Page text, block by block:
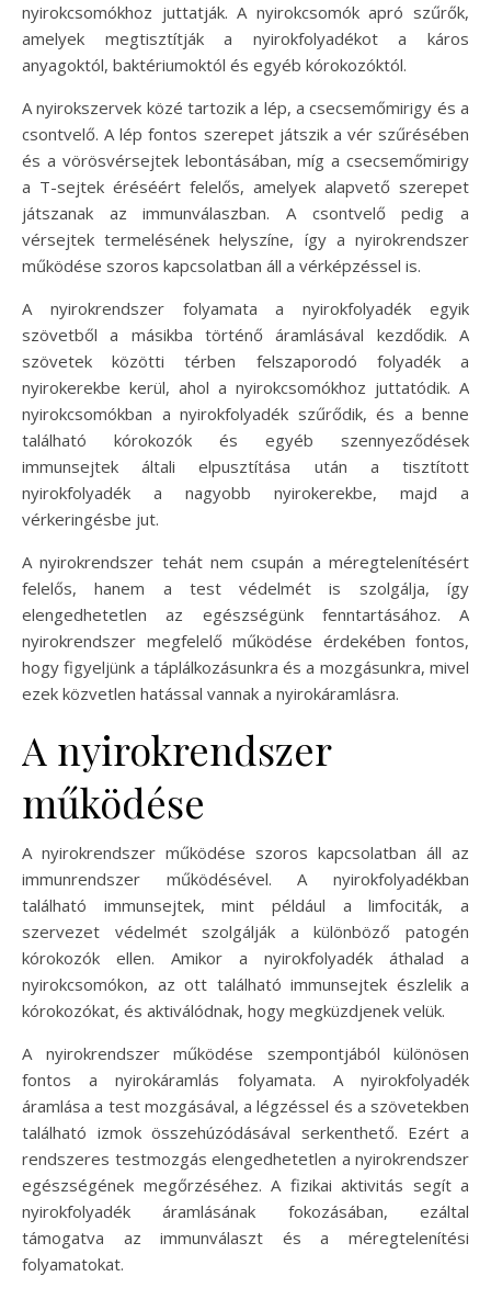
nyirokcsomókhoz juttatják. A nyirokcsomók apró szűrők,
amelyek megtisztítják a nyirokfolyadékot a káros
anyagoktól, baktériumoktól és egyéb kórokozóktól.
A nyirokszervek közé tartozik a lép, a csecsemőmirigy és a
csontvelő. A lép fontos szerepet játszik a vér szűrésében
és a vörösvérsejtek lebontásában, míg a csecsemőmirigy
a T-sejtek éréséért felelős, amelyek alapvető szerepet
játszanak az immunválaszban. A csontvelő pedig a
vérsejtek termelésének helyszíne, így a nyirokrendszer
működése szoros kapcsolatban áll a vérképzéssel is.
A nyirokrendszer folyamata a nyirokfolyadék egyik
szövetből a másikba történő áramlásával kezdődik. A
szövetek közötti térben felszaporodó folyadék a
nyirokerekbe kerül, ahol a nyirokcsomókhoz juttatódik. A
nyirokcsomókban a nyirokfolyadék szűrődik, és a benne
található kórokozók és egyéb szennyeződések
immunsejtek általi elpusztítása után a tisztított
nyirokfolyadék a nagyobb nyirokerekbe, majd a
vérkeringésbe jut.
A nyirokrendszer tehát nem csupán a méregtelenítésért
felelős, hanem a test védelmét is szolgálja, így
elengedhetetlen az egészségünk fenntartásához. A
nyirokrendszer megfelelő működése érdekében fontos,
hogy figyeljünk a táplálkozásunkra és a mozgásunkra, mivel
ezek közvetlen hatással vannak a nyirokáramlásra.
A nyirokrendszer
működése
A nyirokrendszer működése szoros kapcsolatban áll az
immunrendszer működésével. A nyirokfolyadékban
található immunsejtek, mint például a limfociták, a
szervezet védelmét szolgálják a különböző patogén
kórokozók ellen. Amikor a nyirokfolyadék áthalad a
nyirokcsomókon, az ott található immunsejtek észlelik a
kórokozókat, és aktiválódnak, hogy megküzdjenek velük.
A nyirokrendszer működése szempontjából különösen
fontos a nyirokáramlás folyamata. A nyirokfolyadék
áramlása a test mozgásával, a légzéssel és a szövetekben
található izmok összehúzódásával serkenthető. Ezért a
rendszeres testmozgás elengedhetetlen a nyirokrendszer
egészségének megőrzéséhez. A fizikai aktivitás segít a
nyirokfolyadék áramlásának fokozásában, ezáltal
támogatva az immunválaszt és a méregtelenítési
folyamatokat.